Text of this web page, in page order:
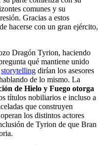
comunes y su
Gracias a estos
hacerse con un gran ejército,
Dragón Tyrion, haciendo
qué mantiene unido
storytelling dirían los asesores
de lo mismo. La
de Hielo y Fuego otorga
títulos nobiliarios e incluso a
que construyen
los distintos actores
de Tyrion de que Bran